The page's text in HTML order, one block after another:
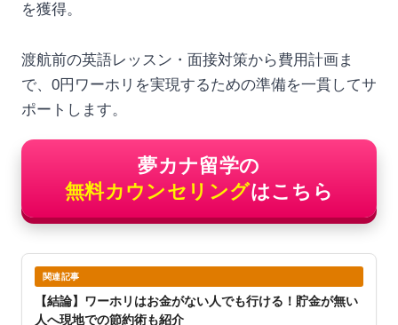
を獲得。
渡航前の英語レッスン・面接対策から費用計画ま
で、0円ワーホリを実現するための準備を一貫してサ
ポートします。
夢カナ留学の
無料カウンセリングはこちら
関連記事
【結論】ワーホリはお金がない人でも行ける！貯金が無い
人へ現地での節約術も紹介